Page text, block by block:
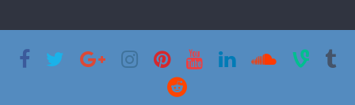
18 de julio de
2026
2026
29 de julio de